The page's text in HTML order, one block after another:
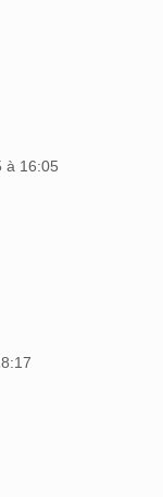
à 16:05